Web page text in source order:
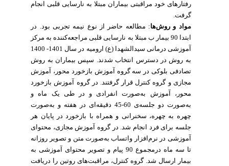
رفتارهای خود مراقبتی بیماران مبتلا به نارسایی قلبی انجام
گرفت.
مواد و روش‌ها: مطالعه حاضر از نوع نیمه تجربی بود. در
ابتدا 90 بیمار
ب مبتلا به نارسایی قلبی مراجعه‌کننده به مرکز
آموزشی درمانی سیدالشهدا (ع) ارومیه در سال 1401- 1400
به روش در دسترس انتخاب شدند. سپس بیماران به روش
تصادفیبلوکیدر سه گروه آموزش بازخورد محور، آموزش
مجازی و گروه کنترل قرار گرفتند. در گروه آموزش بازخورد
محور،آموزش به‌صورت انفرادی و در طی یک ماه و
به‌صورت دو جلسه‌ی 60-45 دقیقه‌ای در هفته و
به‌صورت
چهره به چهره، سخنرانی و همراه
با بازخورد در پایان هر
جلسه برای فرد انجام شد. در گروه آموزش مجازی، محتوای
آموزشی در نرم‌افزار واتساب به‌صورت متن و تصویر روزانه
تا سه ماه درمجموع 90 پیام و تصویر محتوای آموزشی به
بیمار ارسال شد.گروه کنترل، مراقبت‌های روتین را دریافت